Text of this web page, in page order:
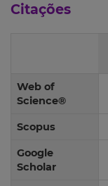
Citações
Web of
Science®
Scopus
Google
Scholar